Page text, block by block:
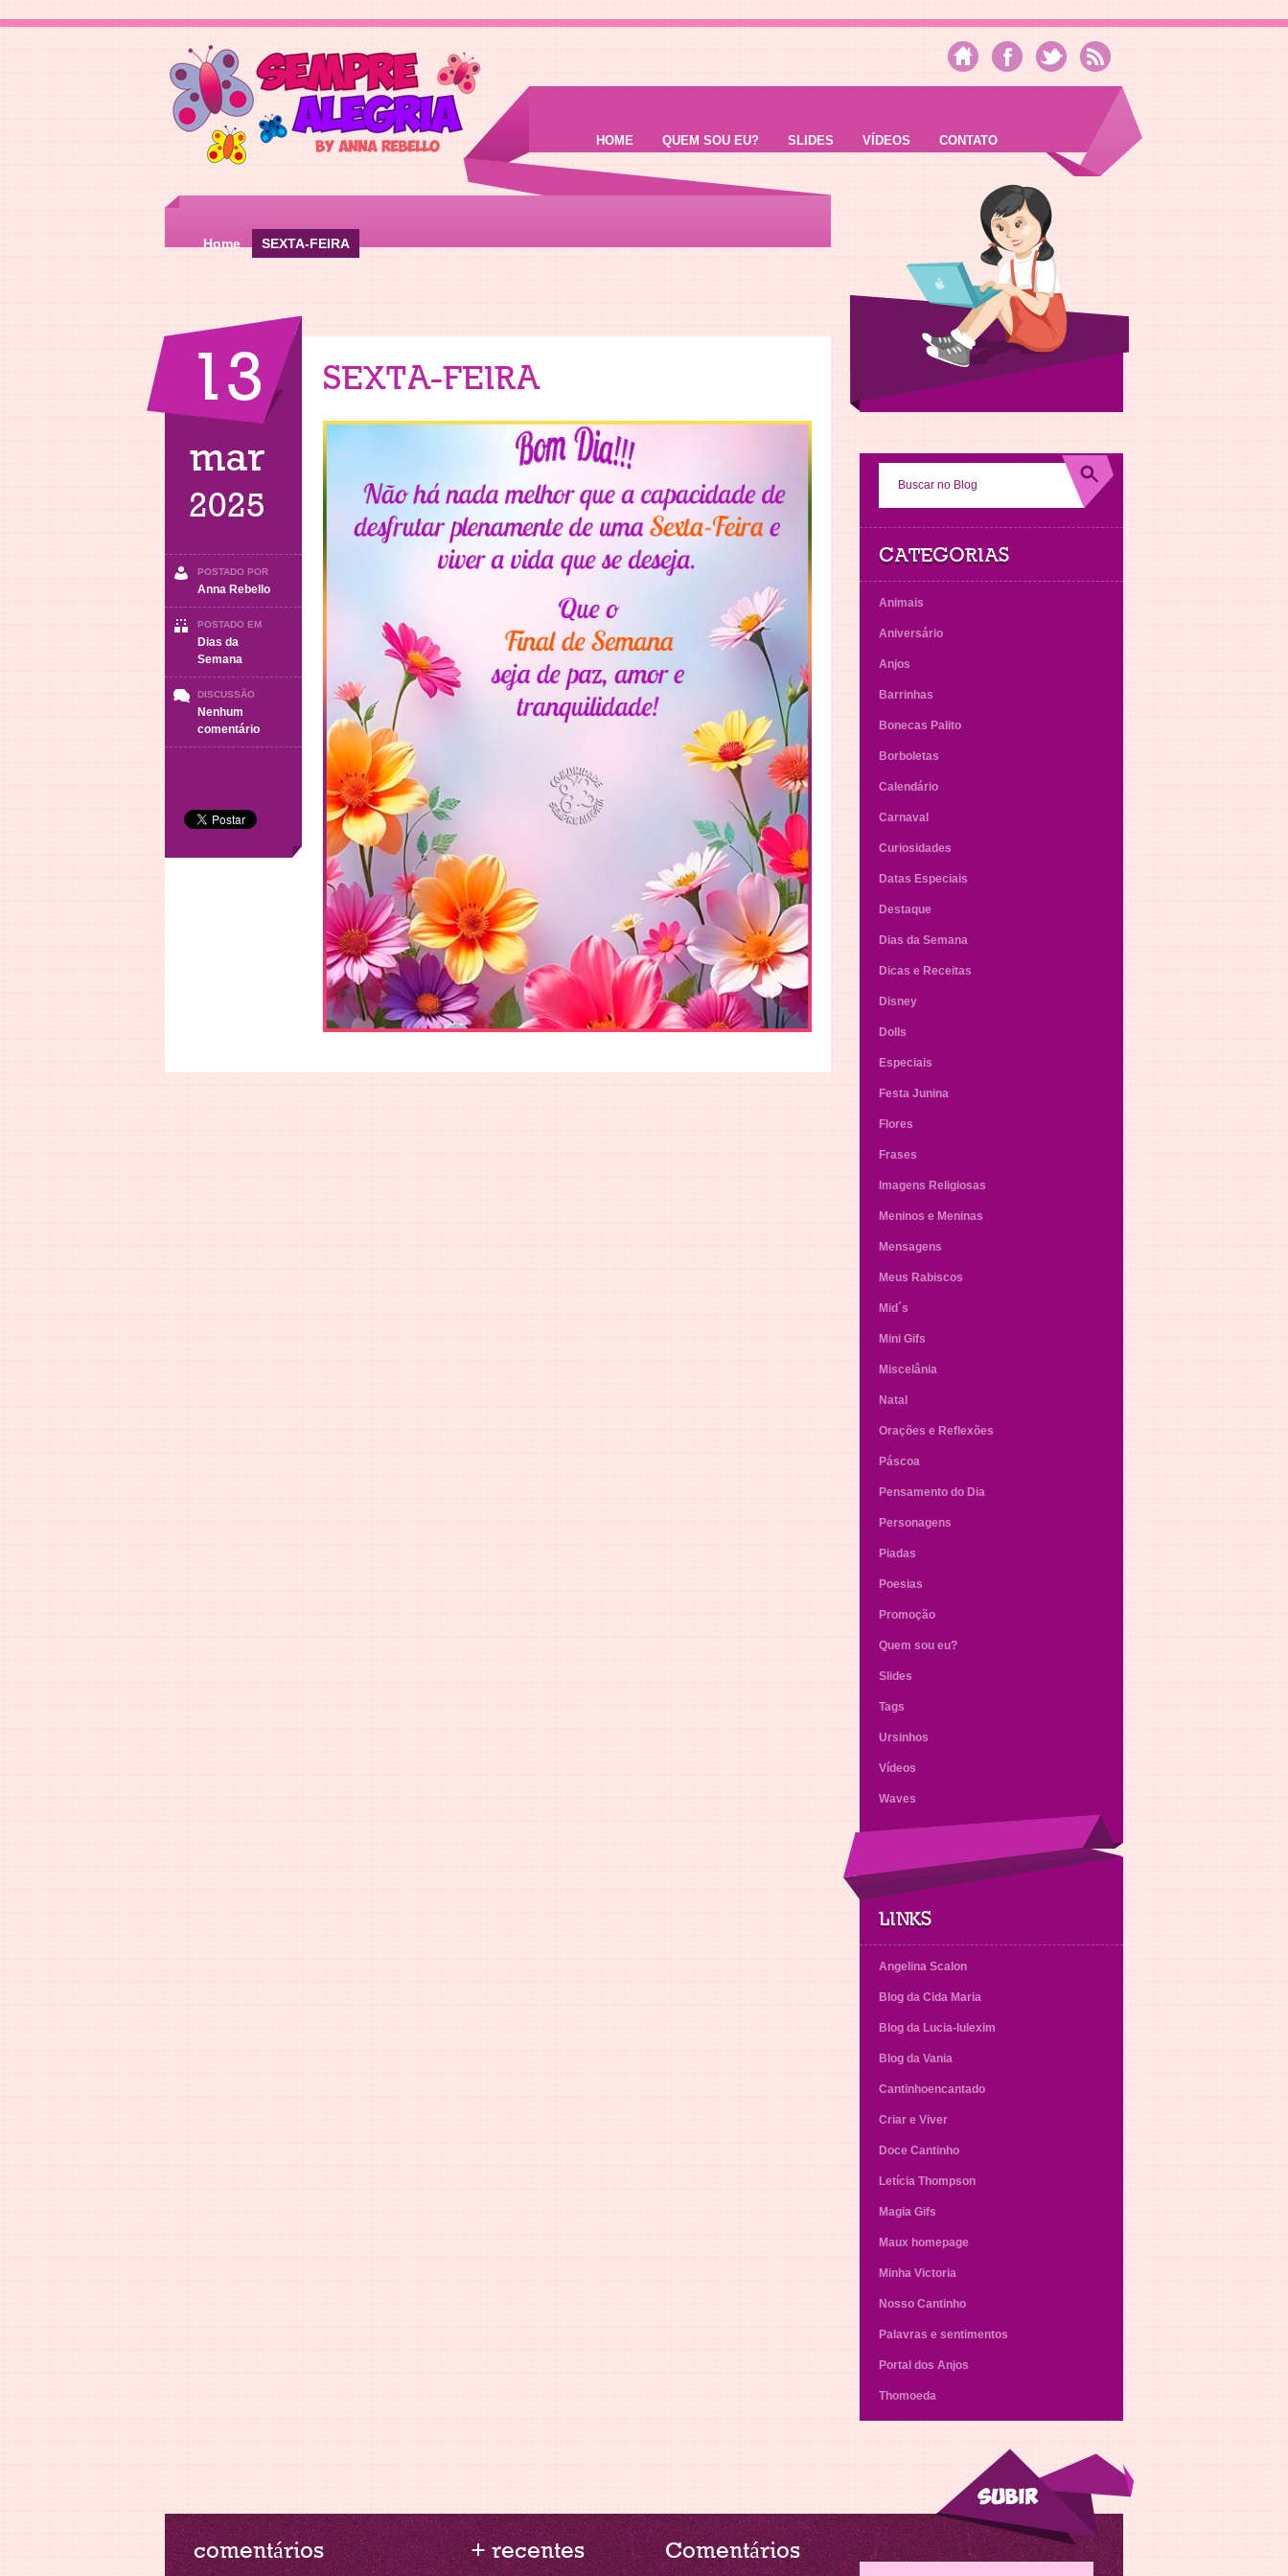
HOME QUEM SOU EU? SLIDES VÍDEOS CONTATO
Home SEXTA-FEIRA
13
mar
2025
POSTADO POR
Anna Rebello
POSTADO EM
Dias da
Semana
DISCUSSÃO
Nenhum
comentárioem
SEXTA-
SEXTA-FEIRA
CATEGORIAS
Animais
Aniversário
Anjos
Barrinhas
Bonecas Palito
Borboletas
Calendário
Carnaval
Curiosidades
Datas Especiais
Destaque
Dias da Semana
Dicas e Receitas
Disney
Dolls
Especiais
Festa Junina
Flores
Frases
Imagens Religiosas
Meninos e Meninas
Mensagens
Meus Rabiscos
Mid´s
Mini Gifs
Miscelânia
Natal
Orações e Reflexões
Páscoa
Pensamento do Dia
Personagens
Piadas
Poesias
Promoção
Quem sou eu?
Slides
Tags
Ursinhos
Vídeos
Waves
LINKS
Angelina Scalon
Blog da Cida Maria
Blog da Lucia-lulexim
Blog da Vania
Cantinhoencantado
Criar e Viver
Doce Cantinho
Letícia Thompson
Magia Gifs
Maux homepage
Minha Victoria
Nosso Cantinho
Palavras e sentimentos
Portal dos Anjos
Thomoeda
comentários + recentes Comentários